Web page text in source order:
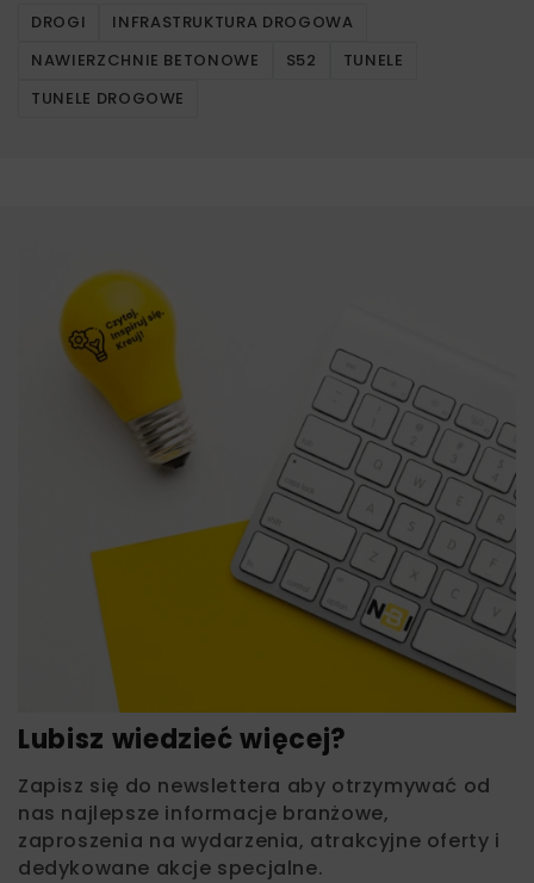
DROGI
INFRASTRUKTURA DROGOWA
NAWIERZCHNIE BETONOWE
S52
TUNELE
TUNELE DROGOWE
Lubisz wiedzieć więcej?
Zapisz się do newslettera aby otrzymywać od
nas najlepsze informacje branżowe,
zaproszenia na wydarzenia, atrakcyjne oferty i
dedykowane akcje specjalne.